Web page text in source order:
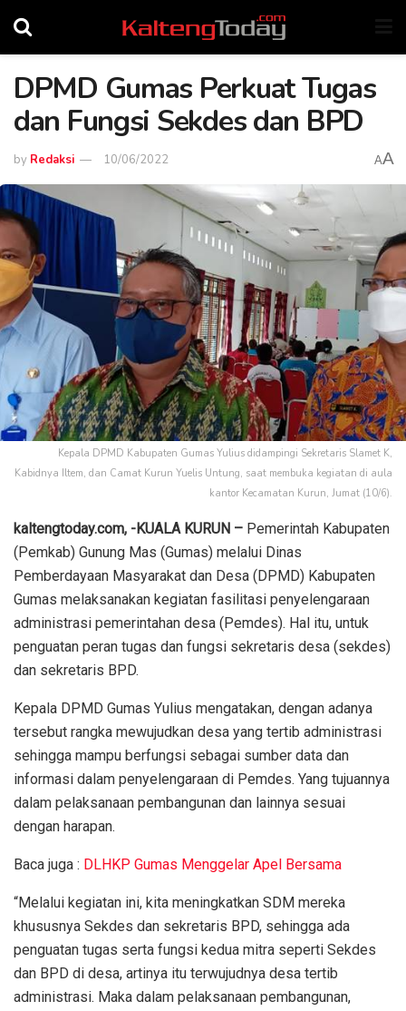
DPMD Gumas Perkuat Tugas
dan Fungsi Sekdes dan BPD
by Redaksi 10/06/2022 AA
Kepala DPMD Kabupaten Gumas Yulius didampingi Sekretaris Slamet K,
Kabidnya Iltem, dan Camat Kurun Yuelis Untung, saat membuka kegiatan di aula
kantor Kecamatan Kurun, Jumat (10/6).
kaltengtoday.com, -KUALA KURUN – Pemerintah Kabupaten
(Pemkab) Gunung Mas (Gumas) melalui Dinas
Pemberdayaan Masyarakat dan Desa (DPMD) Kabupaten
Gumas melaksanakan kegiatan fasilitasi penyelengaraan
administrasi pemerintahan desa (Pemdes). Hal itu, untuk
penguatan peran tugas dan fungsi sekretaris desa (sekdes)
dan sekretaris BPD.
Kepala DPMD Gumas Yulius mengatakan, dengan adanya
tersebut rangka mewujudkan desa yang tertib administrasi
sehingga mampu berfungsi sebagai sumber data dan
informasi dalam penyelengaraan di Pemdes. Yang tujuannya
dalam pelaksanaan pembangunan dan lainnya sesuai
dengan harapan.
Baca juga : DLHKP Gumas Menggelar Apel Bersama
“Melalui kegiatan ini, kita meningkatkan SDM mereka
khususnya Sekdes dan sekretaris BPD, sehingga ada
penguatan tugas serta fungsi kedua mitra seperti Sekdes
dan BPD di desa, artinya itu terwujudnya desa tertib
administrasi. Maka dalam pelaksanaan pembangunan,